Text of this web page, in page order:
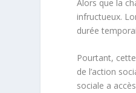
Alors que la
infructueux.
durée
Pourtant,
de l’action
sociale a